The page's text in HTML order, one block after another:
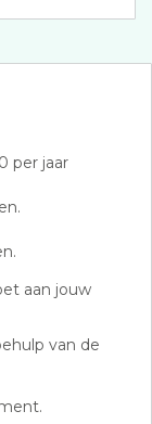
per jaar
aan jouw
van de